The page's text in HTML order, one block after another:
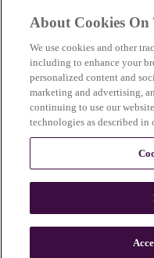
브레빌 소개
이 사이트의 일부 콘텐츠는 AI의
제품, 음식, 커피 이미지는 실제 결
© 2026 Breville Pty Limited. 모든
About Cookies On
We use cookies and other
including to enhance your
personalized content and
marketing and advertising,
continuing to use our
technologies as described in